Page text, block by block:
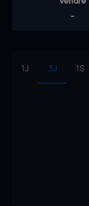
-
1J 3J 1S